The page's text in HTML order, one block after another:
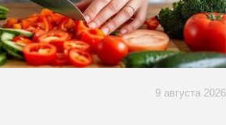
9 августа 2026